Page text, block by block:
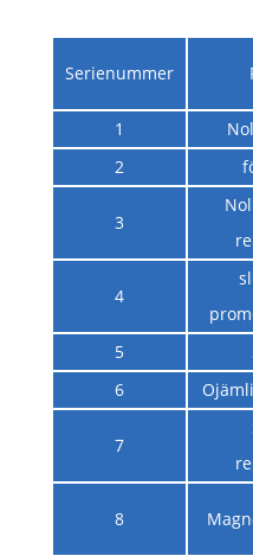
Serienummer
1
2
3
4
5
6
7
8